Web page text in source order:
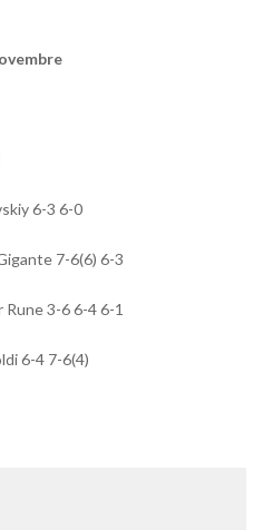
6-3 6-0
7-6(6) 6-3
3-6 6-4 6-1
6-4 7-6(4)